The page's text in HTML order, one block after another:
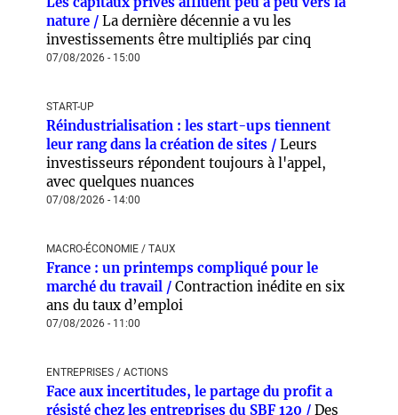
nature / La dernière décennie a vu les
investissements être multipliés par cinq
07/08/2026 - 15:00
START-UP
Réindustrialisation : les start-ups tiennent
leur rang dans la création de sites / Leurs
investisseurs répondent toujours à l'appel,
avec quelques nuances
07/08/2026 - 14:00
MACRO-ÉCONOMIE / TAUX
France : un printemps compliqué pour le
marché du travail / Contraction inédite en six
ans du taux d’emploi
07/08/2026 - 11:00
ENTREPRISES / ACTIONS
Face aux incertitudes, le partage du profit a
résisté chez les entreprises du SBF 120 / Des